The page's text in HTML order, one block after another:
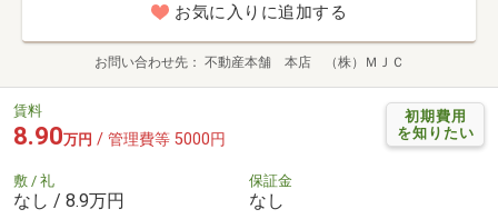
お気に入りに追加する
お問い合わせ先 不動産本舗 本店 （株）ＭＪＣ
初期費用
を知りたい
賃料
8.90万円 / 管理費等 5000円
敷 / 礼
なし / 8.9万円
保証金
なし